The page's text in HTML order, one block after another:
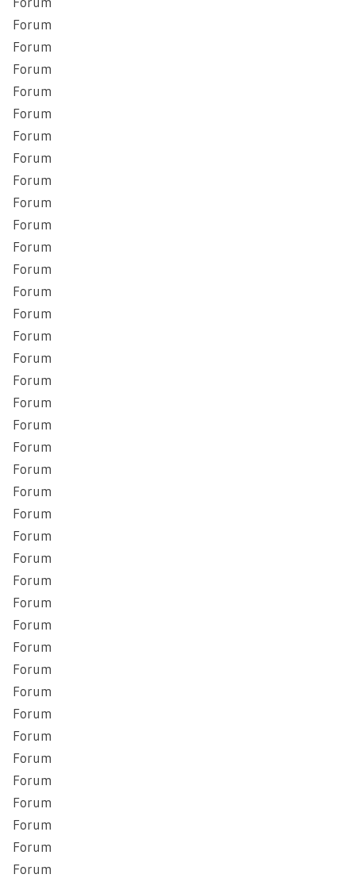
Forum
Forum
Forum
Forum
Forum
Forum
Forum
Forum
Forum
Forum
Forum
Forum
Forum
Forum
Forum
Forum
Forum
Forum
Forum
Forum
Forum
Forum
Forum
Forum
Forum
Forum
Forum
Forum
Forum
Forum
Forum
Forum
Forum
Forum
Forum
Forum
Forum
Forum
Forum